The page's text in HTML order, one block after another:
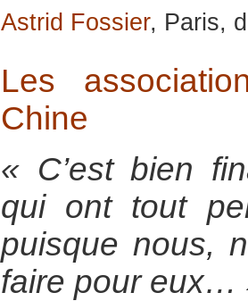
Astrid Fossier, Paris,
Les
Chine
« C’est bien
qui ont tout
puisque nous,
faire pour eux…